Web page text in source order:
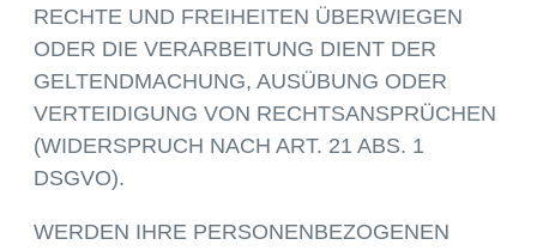
RECHTE UND FREIHEITEN ÜBERWIEGEN
ODER DIE VERARBEITUNG DIENT DER
GELTENDMACHUNG, AUSÜBUNG ODER
VERTEIDIGUNG VON RECHTSANSPRÜCHEN
(WIDERSPRUCH NACH ART. 21 ABS. 1
DSGVO).
WERDEN IHRE PERSONENBEZOGENEN